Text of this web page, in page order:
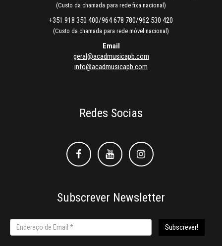
(Custo da chamada para rede fixa nacional)
+351 918 350 400/964 678 780/962 530 420
(Custo da chamada para rede móvel nacional)
Email
geral@acadmusicapb.com
info@acadmusicapb.com
Redes Socias
FacebookFacebookInstagram
Subscrever Newsletter